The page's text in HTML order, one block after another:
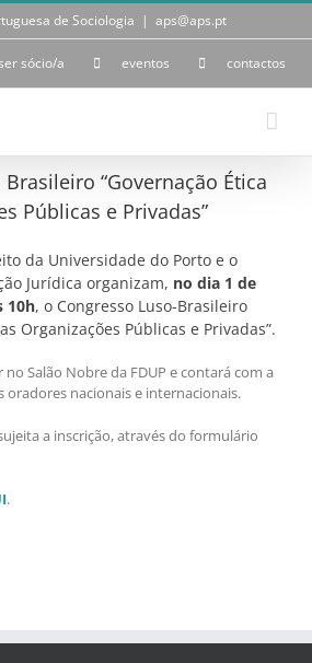
de Sociologia | aps@aps.pt
sócio/a eventos contactos
“Governação Ética
Públicas e Privadas”
da Universidade do Porto e o
Jurídica organizam, no dia 1 de
10h, o Congresso Luso-Brasileiro
Organizações Públicas e Privadas”.
Salão Nobre da FDUP e contará com a
oradores nacionais e internacionais.
a inscrição, através do formulário
.